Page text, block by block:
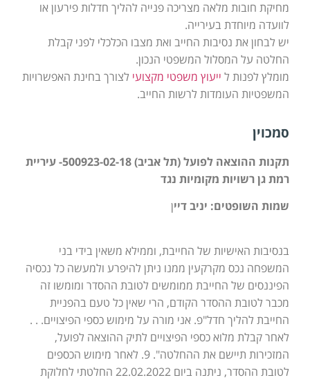
מחיקת חובות מלאה מצריכה פנייה להליך חדלות פירעון או
לוועדה מיוחדת בעירייה.
יש לבחון את נסיבות החייב ואת מצבו הכלכלי לפני קבלת
החלטה על המסלול המשפטי הנכון.
מומלץ לפנות ל ייעוץ משפטי מקצועי לצורך בחינת האפשרויות
המשפטיות העומדות לרשות החייב.
סמכוין
תקנות ההוצאה לפועל (תל אביב) 500923-02-18- עיריית
רמת גן רשויות מקומיות נגד
שמות השופטים: יניב דיין
בנסיבות האישיות של החייבת, וממילא משאין בידי בני
המשפחה נכס מקרקעין ממנו ניתן להיפרע ולמעשה כל נכסיה
הפיננסים של החייבת ממומשים לטובת ההסדר ומומשו זה
מכבר לטובת ההסדר הקודם, הרי שאין כל טעם בהפניית
החייבת להליך חדל"פ. אני מורה על מימוש כספי הפיצויים. . .
לאחר קבלת מלוא כספי הפיצויים לתיק ההוצאה לפועל,
המזכירות תיישם את ההחלטה". 9. לאחר מימוש הכספים
לטובת ההסדר, ניתנה ביום 22.02.2022 החלטתי לחלוקת